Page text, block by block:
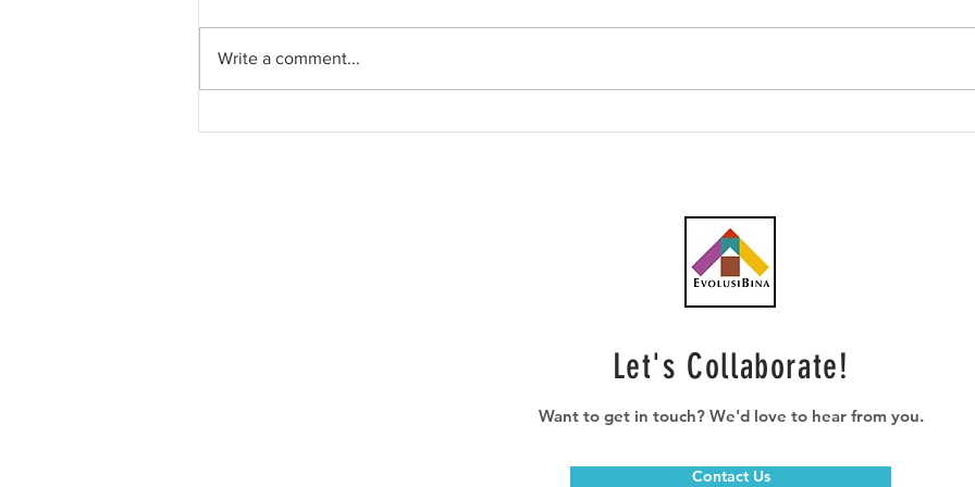
dengan kerjasama Fire
Phoenix International (M)
Sdn. Bhd, tempoh
pelaksanaan: 1 hingga 1.5
Write a comment...
Let's Collaborate!
Want to get in touch? We'd love to hear from you.
Contact Us